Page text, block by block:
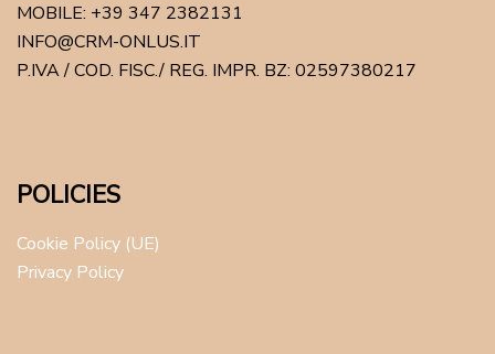
MOBILE: +39 347 2382131
INFO@CRM-ONLUS.IT
P.IVA / COD. FISC./ REG. IMPR. BZ: 02597380217
POLICIES
Cookie Policy (UE)
Privacy Policy